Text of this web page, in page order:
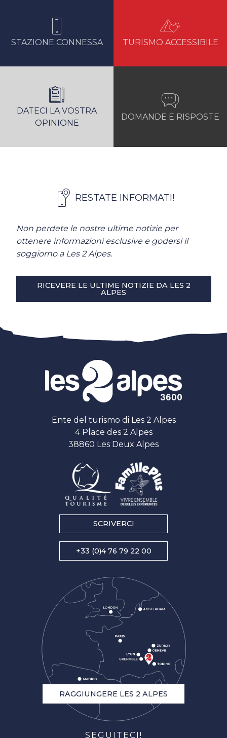
STAZIONE CONNESSA TURISMO ACCESSIBILE
DATECI LA VOSTRA
OPINIONE
DOMANDE E RISPOSTE
RESTATE INFORMATI!
Non perdete le nostre ultime notizie per
ottenere informazioni esclusive e godersi il
soggiorno a Les 2 Alpes.
RICEVERE LE ULTIME NOTIZIE DA LES 2
ALPES
Ente del turismo di Les 2 Alpes
4 Place des 2 Alpes
38860 Les Deux Alpes
SCRIVERCI
+33 (0)4 76 79 22 00
RAGGIUNGERE LES 2 ALPES
SEGUITECI!